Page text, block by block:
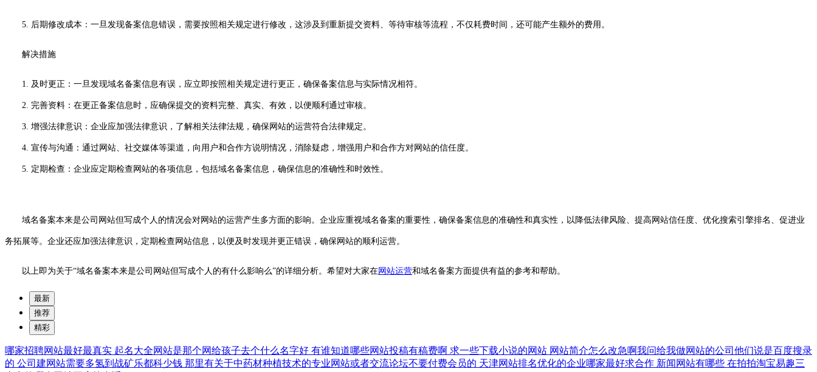
5. 后期修改成本：一旦发现备案信息错误，需要按照相关规定进行修改，这涉及到重新提交资料、等待审核等流程，不仅耗费时间，还可能产生额外的费用。
解决措施
1. 及时更正：一旦发现域名备案信息有误，应立即按照相关规定进行更正，确保备案信息与实际情况相符。
2. 完善资料：在更正备案信息时，应确保提交的资料完整、真实、有效，以便顺利通过审核。
3. 增强法律意识：企业应加强法律意识，了解相关法律法规，确保网站的运营符合法律规定。
4. 宣传与沟通：通过网站、社交媒体等渠道，向用户和合作方说明情况，消除疑虑，增强用户和合作方对网站的信任度。
5. 定期检查：企业应定期检查网站的各项信息，包括域名备案信息，确保信息的准确性和时效性。
域名备案本来是公司网站但写成个人的情况会对网站的运营产生多方面的影响。企业应重视域名备案的重要性，确保备案信息的准确性和真实性，以降低法律风险、提高网站信任度、优化搜索引擎排名、促进业
务拓展等。企业还应加强法律意识，定期检查网站信息，以便及时发现并更正错误，确保网站的顺利运营。
以上即为关于“域名备案本来是公司网站但写成个人的有什么影响么”的详细分析。希望对大家在网站运营和域名备案方面提供有益的参考和帮助。
最新
推荐
精彩
哪家招聘网站最好最真实 起名大全网站是那个网给孩子去个什么名字好 有谁知道哪些网站投稿有稿费啊 求一些下载小说的网站 网站简介怎么改急啊我问给我做网站的公司他们说是百度搜录
的 公司建网站需要多氢到战矿乐都科少钱 那里有关于中药材种植技术的专业网站或者交流论坛不要付费会员的 天津网站排名优化的企业哪家最好求合作 新闻网站有哪些 在拍拍淘宝易趣三